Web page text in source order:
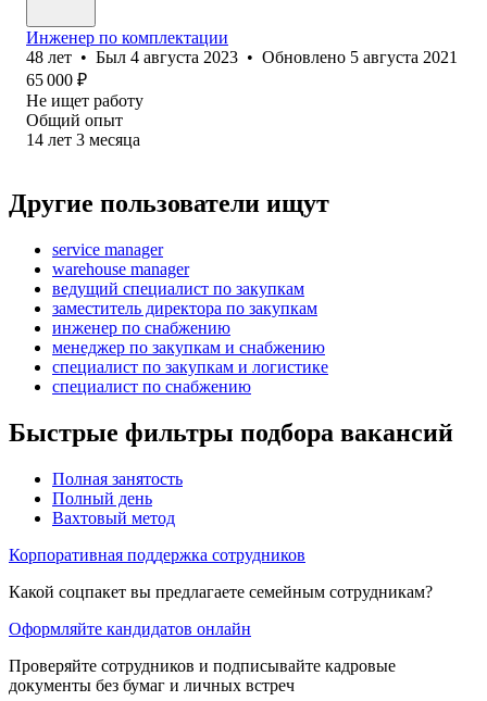
Инженер по комплектации
48 лет • Был 4 августа 2023 • Обновлено 5 августа 2021
65 000 ₽
Не ищет работу
Общий опыт
14 лет 3 месяца
Другие пользователи ищут
service manager
warehouse manager
ведущий специалист по закупкам
заместитель директора по закупкам
инженер по снабжению
менеджер по закупкам и снабжению
специалист по закупкам и логистике
специалист по снабжению
Быстрые фильтры подбора вакансий
Полная занятость
Полный день
Вахтовый метод
Корпоративная поддержка сотрудников
Какой соцпакет вы предлагаете семейным сотрудникам?
Оформляйте кандидатов онлайн
Проверяйте сотрудников и подписывайте кадровые
документы без бумаг и личных встреч